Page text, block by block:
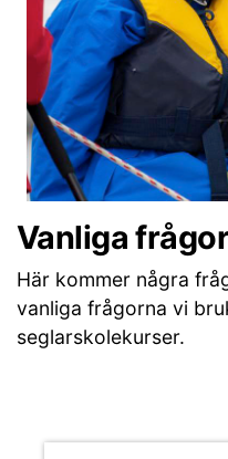
Vanliga frågor
Här kommer några
vanliga frågorna vi
seglarskolekurser.